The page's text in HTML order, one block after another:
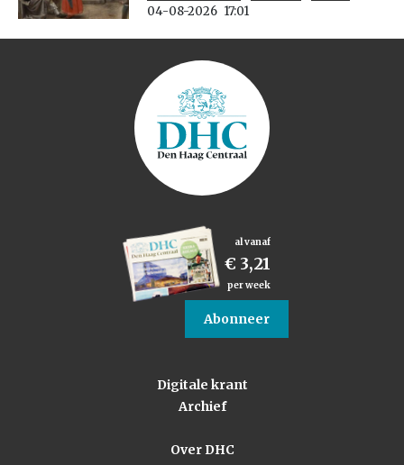
04-08-2026 17:01
al vanaf
€ 3,21
per week
Abonneer
Digitale krant
Archief
Over DHC